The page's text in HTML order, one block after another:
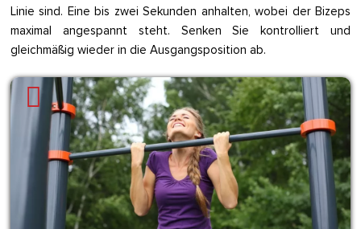
Linie sind. Eine bis zwei Sekunden anhalten, wobei der Bizeps
maximal angespannt steht. Senken Sie kontrolliert und
gleichmäßig wieder in die Ausgangsposition ab.